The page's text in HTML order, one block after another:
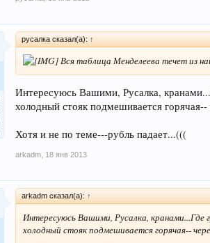
русалка сказал(а): ↑
Вся таблица Менделеева течет из
Интересуюсь Вашими, Русалка,
холодный стояк подмешивается
Хотя и не по теме---рубль падает...(((
arkadm 18 янв 2013
arkadm сказал(а): ↑
Интересуюсь Вашими, Русалка, кранами...Где
холодный стояк подмешивается горячая--